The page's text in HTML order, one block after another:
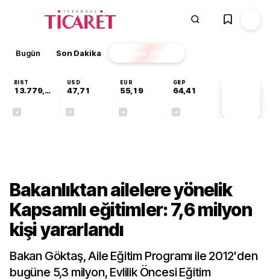
Bugün Son Dakika Finans EKSTRA
BIST
13.779,39
USD
47,71
EUR
55,19
GBP
64,41
Bakanlıktan ailelere yönelik
Kapsamlı eğitimler: 7,6 milyon
kişi yararlandı
Bakan Göktaş, Aile Eğitim Programı ile 2012'den
bugüne 5,3 milyon, Evlilik Öncesi Eğitim